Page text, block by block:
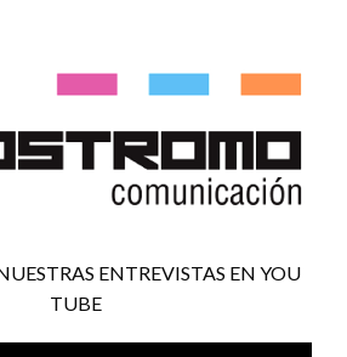
ENTREVISTAS EN YOU
TUBE